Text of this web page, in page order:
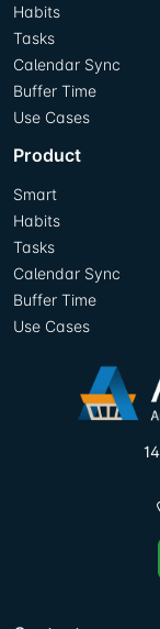
Habits
Tasks
Calendar Sync
Buffer Time
Use Cases
Product
Smart
Habits
Tasks
Calendar Sync
Buffer Time
Use Cases